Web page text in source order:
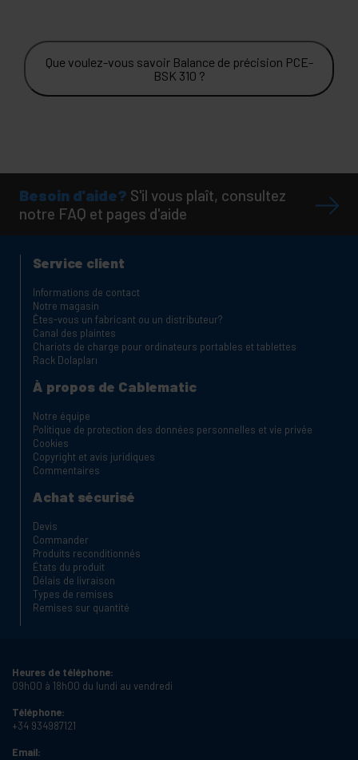
Que voulez-vous savoir Balance de précision PCE-
BSK 310 ?
Besoin d'aide? S'il vous plaît, consultez
notre FAQ et pages d'aide
Service client
Informations de contact
Notre magasin
Êtes-vous un fabricant ou un distributeur?
Canal des plaintes
Chariots de charge pour ordinateurs portables et tablettes
Rack Dolapları
À propos de Cablematic
Notre équipe
Politique de protection des données personnelles et vie privée
Cookies
Copyright et avis juridiques
Commentaires
Achat sécurisé
Devis
Commander
Produits reconditionnés
États du produit
Délais de livraison
Types de remises
Remises sur quantité
Heures de téléphone:
09h00 à 18h00 du lundi au vendredi
Téléphone:
+34 934987121
Email: